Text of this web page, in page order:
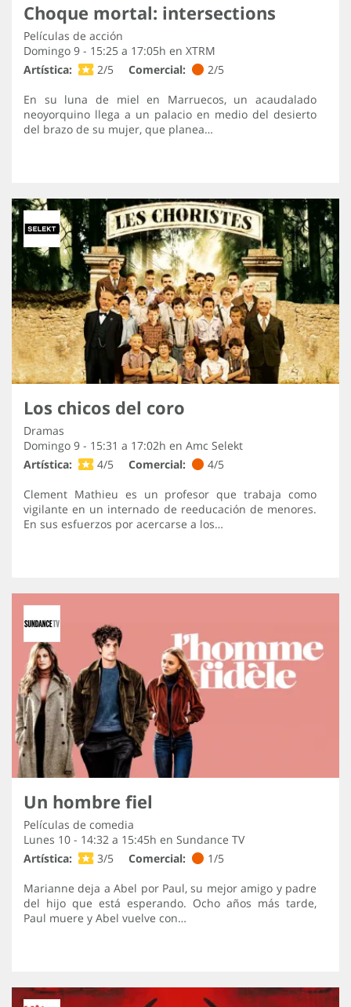
Choque mortal: intersections
Películas de acción
Domingo 9 - 15:25 a 17:05h en XTRM
Artística:
2/5 Comercial:
2/5
En su luna de miel en Marruecos, un acaudalado
neoyorquino llega a un palacio en medio del desierto
del brazo de su mujer, que planea…
Los chicos del coro
Dramas
Domingo 9 - 15:31 a 17:02h en Amc Selekt
Artística:
4/5 Comercial:
4/5
Clement Mathieu es un profesor que trabaja como
vigilante en un internado de reeducación de menores.
En sus esfuerzos por acercarse a los…
Un hombre fiel
Películas de comedia
Lunes 10 - 14:32 a 15:45h en Sundance TV
Artística:
3/5 Comercial:
1/5
Marianne deja a Abel por Paul, su mejor amigo y padre
del hijo que está esperando. Ocho años más tarde,
Paul muere y Abel vuelve con…